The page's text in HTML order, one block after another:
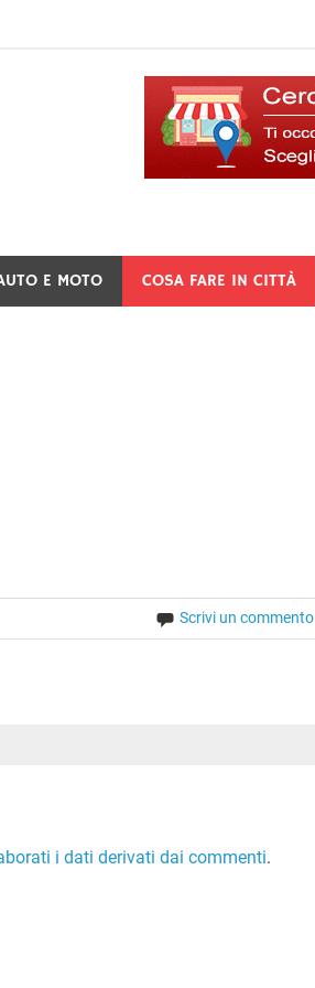
Di Lancusi
E MOTO COSA FARE IN CITTÀ
Scrivi un commento
i dati derivati dai commenti.